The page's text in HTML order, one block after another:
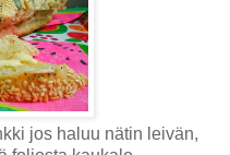
jos haluu nätin leivän,